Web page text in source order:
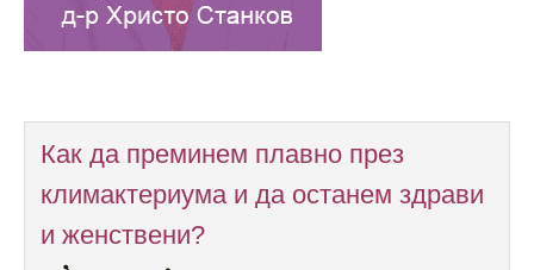
Как да преминем плавно през
климактериума и да останем здрави
и женствени?